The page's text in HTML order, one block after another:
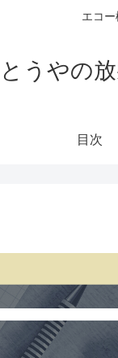
エコ
とうやの
目次